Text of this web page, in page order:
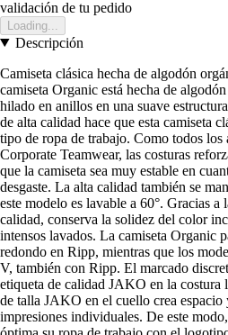
validación de tu pedido
Loading...
Descripción
Camiseta clásica hecha de algodón
camiseta Organic está hecha de
hilado en anillos en una suave
de alta calidad hace que esta camiseta
tipo de ropa de trabajo. Como todos los
Corporate Teamwear, las costuras
que la camiseta sea muy estable en
desgaste. La alta calidad también se
este modelo es lavable a 60°. Gracias
calidad, conserva la solidez del color
intensos lavados. La camiseta Organic
redondo en Ripp, mientras que los
V, también con Ripp. El marcado
etiqueta de calidad JAKO en la costura
de talla JAKO en el cuello crea espacio
impresiones individuales. De este